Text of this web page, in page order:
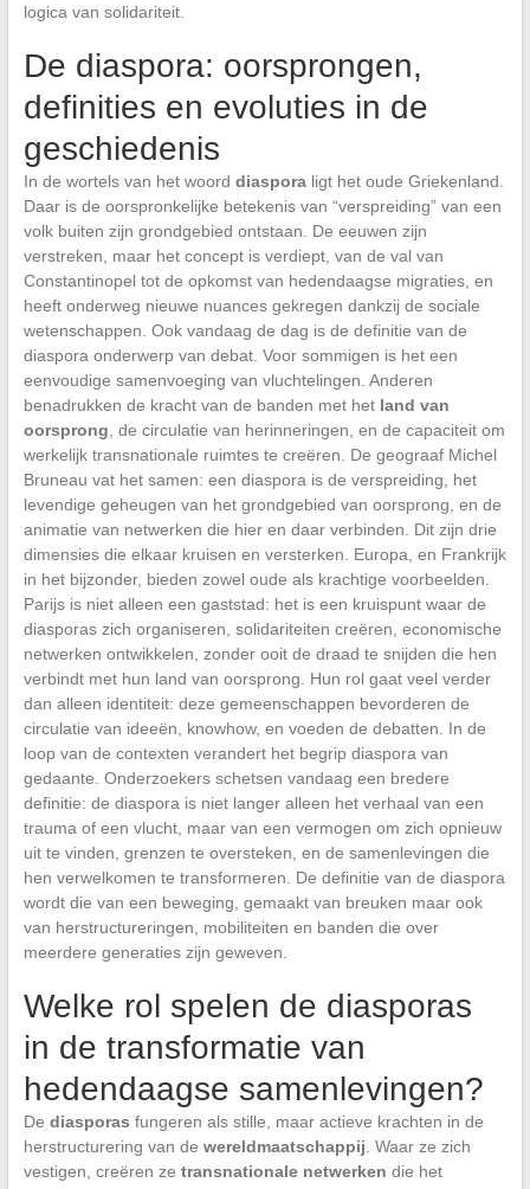
logica van solidariteit.
De diaspora: oorsprongen,
definities en evoluties in de
geschiedenis
In de wortels van het woord diasporaligt het oude Griekenland.
Daar is de oorspronkelijke betekenis van “verspreiding” van een
volk buiten zijn grondgebied ontstaan. De eeuwen zijn
verstreken, maar het concept is verdiept, van de val van
Constantinopel tot de opkomst van hedendaagse migraties, en
heeft onderweg nieuwe nuances gekregen dankzij de sociale
wetenschappen. Ook vandaag de dag is de definitie van de
diaspora onderwerp van debat. Voor sommigen is het een
eenvoudige samenvoeging van vluchtelingen. Anderen
benadrukken de kracht van de banden met het land van
oorsprong , de circulatie van herinneringen, en de capaciteit om
werkelijk transnationale ruimtes te creëren. De geograaf Michel
Bruneau vat het samen: een diaspora is de verspreiding, het
levendige geheugen van het grondgebied van oorsprong, en de
animatie van netwerken die hier en daar verbinden. Dit zijn drie
dimensies die elkaar kruisen en versterken. Europa, en Frankrijk
in het bijzonder, bieden zowel oude als krachtige voorbeelden.
Parijs is niet alleen een gaststad: het is een kruispunt waar de
diasporas zich organiseren, solidariteiten creëren, economische
netwerken ontwikkelen, zonder ooit de draad te snijden die hen
verbindt met hun land van oorsprong. Hun rol gaat veel verder
dan alleen identiteit: deze gemeenschappen bevorderen de
circulatie van ideeën, knowhow, en voeden de debatten. In de
loop van de contexten verandert het begrip diaspora van
gedaante. Onderzoekers schetsen vandaag een bredere
definitie: de diaspora is niet langer alleen het verhaal van een
trauma of een vlucht, maar van een vermogen om zich opnieuw
uit te vinden, grenzen te oversteken, en de samenlevingen die
hen verwelkomen te transformeren. De definitie van de diaspora
wordt die van een beweging, gemaakt van breuken maar ook
van herstructureringen, mobiliteiten en banden die over
meerdere generaties zijn geweven.
Welke rol spelen de diasporas
in de transformatie van
hedendaagse samenlevingen?
De diasporas fungeren als stille, maar actieve krachten in de
herstructurering van de wereldmaatschappij . Waar ze zich
vestigen, creëren ze transnationale netwerken die het